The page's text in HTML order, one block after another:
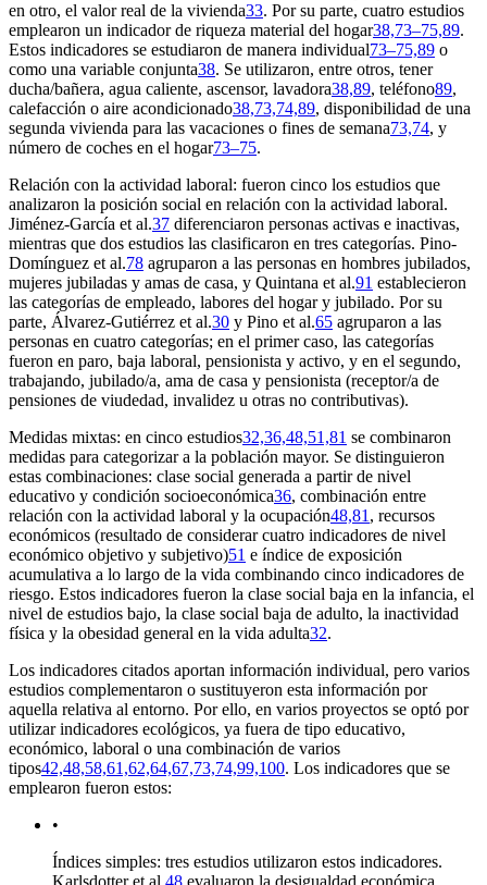
en otro, el valor real de la vivienda33. Por su parte, cuatro estudios
emplearon un indicador de riqueza material del hogar38,73–75,89.
Estos indicadores se estudiaron de manera individual73–75,89 o
como una variable conjunta38. Se utilizaron, entre otros, tener
ducha/bañera, agua caliente, ascensor, lavadora38,89, teléfono89,
calefacción o aire acondicionado38,73,74,89, disponibilidad de una
segunda vivienda para las vacaciones o fines de semana73,74, y
número de coches en el hogar73–75.
Relación con la actividad laboral: fueron cinco los estudios que
analizaron la posición social en relación con la actividad laboral.
Jiménez-García et al.37 diferenciaron personas activas e inactivas,
mientras que dos estudios las clasificaron en tres categorías. Pino-
Domínguez et al.78 agruparon a las personas en hombres jubilados,
mujeres jubiladas y amas de casa, y Quintana et al.91 establecieron
las categorías de empleado, labores del hogar y jubilado. Por su
parte, Álvarez-Gutiérrez et al.30 y Pino et al.65 agruparon a las
personas en cuatro categorías; en el primer caso, las categorías
fueron en paro, baja laboral, pensionista y activo, y en el segundo,
trabajando, jubilado/a, ama de casa y pensionista (receptor/a de
pensiones de viudedad, invalidez u otras no contributivas).
Medidas mixtas: en cinco estudios32,36,48,51,81 se combinaron
medidas para categorizar a la población mayor. Se distinguieron
estas combinaciones: clase social generada a partir de nivel
educativo y condición socioeconómica36, combinación entre
relación con la actividad laboral y la ocupación48,81 , recursos
económicos (resultado de considerar cuatro indicadores de nivel
económico objetivo y subjetivo)51 e índice de exposición
acumulativa a lo largo de la vida combinando cinco indicadores de
riesgo. Estos indicadores fueron la clase social baja en la infancia, el
nivel de estudios bajo, la clase social baja de adulto, la inactividad
física y la obesidad general en la vida adulta32.
Los indicadores citados aportan información individual, pero varios
estudios complementaron o sustituyeron esta información por
aquella relativa al entorno. Por ello, en varios proyectos se optó por
utilizar indicadores ecológicos, ya fuera de tipo educativo,
económico, laboral o una combinación de varios
tipos42,48,58,61,62,64,67,73,74,99,100. Los indicadores que se
emplearon fueron estos:
•
Índices simples: tres estudios utilizaron estos indicadores.